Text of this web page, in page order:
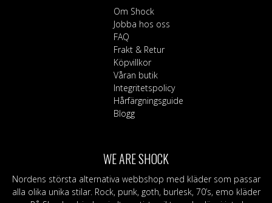
alternativen
produktsidan
Om Shock
Jobba hos oss
FAQ
Frakt & Retur
Köpvillkor
Våran butik
Integritetspolicy
Hårfärgningsguide
Blogg
WE ARE SHOCK
Nordens största alternativa webbshop med kläder som passar
alla olika unika stilar. Rock, punk, goth, burlesk, 70’s, emo kläder